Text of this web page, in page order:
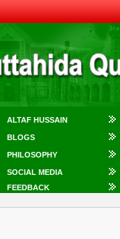
ALTAF HUSSAIN
BLOGS
PHILOSOPHY
SOCIAL MEDIA
FEEDBACK